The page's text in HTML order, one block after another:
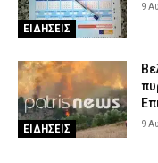
ΕΙΔΗΣΕΙΣ
9
ΕΙΔΗΣΕΙΣ 9